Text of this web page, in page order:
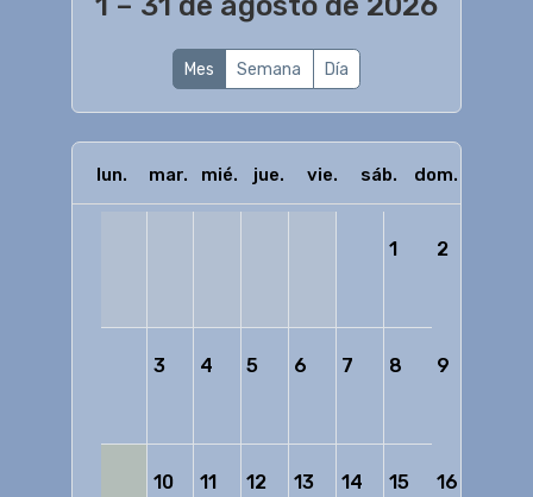
Mes Semana Día
lun. mar. mié. jue. vie. sáb. dom.
1 2
3 4 5 6 7 8 9
10 11 12 13 14 15 16